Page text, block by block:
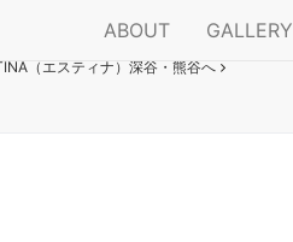
ABOUT GALLERY
（エスティナ）深谷・熊谷へ